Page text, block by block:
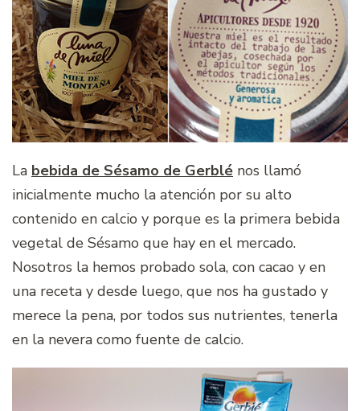
La bebida de Sésamo de Gerblé nos llamó
inicialmente mucho la atención por su alto
contenido en calcio y porque es la primera bebida
vegetal de Sésamo que hay en el mercado.
Nosotros la hemos probado sola, con cacao y en
una receta y desde luego, que nos ha gustado y
merece la pena, por todos sus nutrientes, tenerla
en la nevera como fuente de calcio.